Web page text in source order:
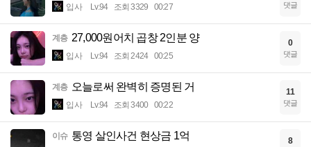
입사 Lv.94 조회 3329 00:27 댓글
계층 27,000원어치 곱창 2인분 양
입사 Lv.94 조회 2424 00:25
0
댓글
계층 오늘로써 완벽히 증명된 거
입사 Lv.94 조회 3400 00:22
11
댓글
이슈 통영 살인사건 현상금 1억 8